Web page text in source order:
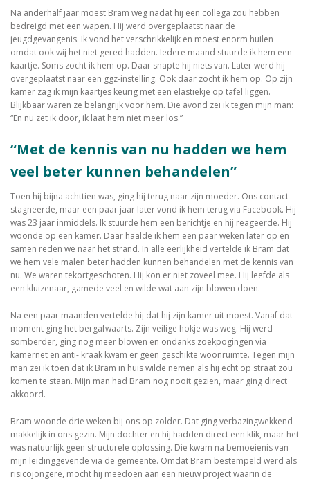
Na anderhalf jaar moest Bram weg nadat hij een collega zou hebben
bedreigd met een wapen. Hij werd overgeplaatst naar de
jeugdgevangenis. Ik vond het verschrikkelijk en moest enorm huilen
omdat ook wij het niet gered hadden. Iedere maand stuurde ik hem een
kaartje. Soms zocht ik hem op. Daar snapte hij niets van. Later werd hij
overgeplaatst naar een ggz-instelling. Ook daar zocht ik hem op. Op zijn
kamer zag ik mijn kaartjes keurig met een elastiekje op tafel liggen.
Blijkbaar waren ze belangrijk voor hem. Die avond zei ik tegen mijn man:
“En nu zet ik door, ik laat hem niet meer los.”
“Met de kennis van nu hadden we hem
veel beter kunnen behandelen”
Toen hij bijna achttien was, ging hij terug naar zijn moeder. Ons contact
stagneerde, maar een paar jaar later vond ik hem terug via Facebook. Hij
was 23 jaar inmiddels. Ik stuurde hem een berichtje en hij reageerde. Hij
woonde op een kamer. Daar haalde ik hem een paar weken later op en
samen reden we naar het strand. In alle eerlijkheid vertelde ik Bram dat
we hem vele malen beter hadden kunnen behandelen met de kennis van
nu. We waren tekortgeschoten. Hij kon er niet zoveel mee. Hij leefde als
een kluizenaar, gamede veel en wilde wat aan zijn blowen doen.
Na een paar maanden vertelde hij dat hij zijn kamer uit moest. Vanaf dat
moment ging het bergafwaarts. Zijn veilige hokje was weg. Hij werd
somberder, ging nog meer blowen en ondanks zoekpogingen via
kamernet en anti- kraak kwam er geen geschikte woonruimte. Tegen mijn
man zei ik toen dat ik Bram in huis wilde nemen als hij echt op straat zou
komen te staan. Mijn man had Bram nog nooit gezien, maar ging direct
akkoord.
Bram woonde drie weken bij ons op zolder. Dat ging verbazingwekkend
makkelijk in ons gezin. Mijn dochter en hij hadden direct een klik, maar het
was natuurlijk geen structurele oplossing. Die kwam na bemoeienis van
mijn leidinggevende via de gemeente. Omdat Bram bestempeld werd als
risicojongere, mocht hij meedoen aan een nieuw project waarin de